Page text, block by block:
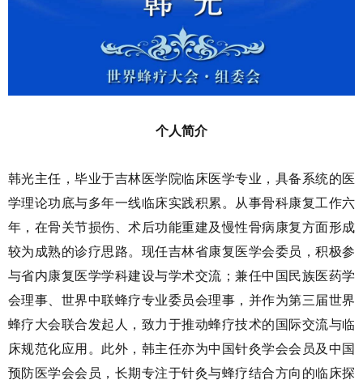
个人简介
韩光主任，毕业于吉林医学院临床医学专业，具备系统的医
学理论功底与多年一线临床实践积累。从事骨科康复工作六
年，在骨关节损伤、术后功能重建及慢性骨病康复方面形成
较为成熟的诊疗思路。现任吉林省康复医学会委员，积极参
与省内康复医学学科建设与学术交流；兼任中国民族医药学
会理事、世界中联蜂疗专业委员会理事，并作为第三届世界
蜂疗大会联合发起人，致力于推动蜂疗技术的国际交流与临
床规范化应用。此外，韩主任亦为中国针灸学会会员及中国
预防医学会会员，长期专注于针灸与蜂疗结合方向的临床探